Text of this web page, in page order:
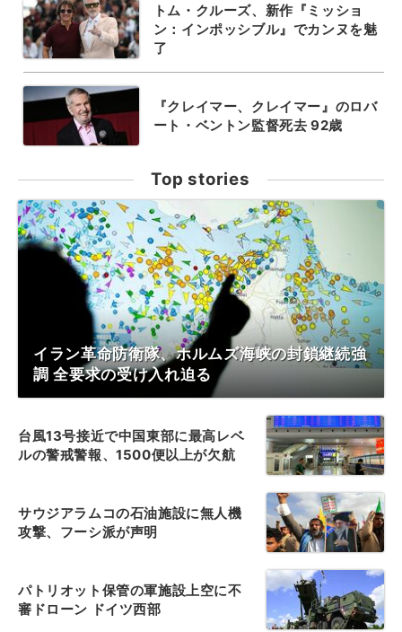
トム・クルーズ、新作『ミッショ
ン：インポッシブル』でカンヌを魅
了
『クレイマー、クレイマー』のロバ
ート・ベントン監督死去 92歳
Top stories
イラン革命防衛隊、ホルムズ海峡の封鎖継続強
調 全要求の受け入れ迫る
台風13号接近で中国東部に最高レベ
ルの警戒警報、1500便以上が欠航
サウジアラムコの石油施設に無人機
攻撃、フーシ派が声明
パトリオット保管の軍施設上空に不
審ドローン ドイツ西部